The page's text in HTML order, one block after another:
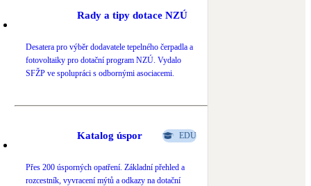
Rady a tipy dotace NZÚ
Desatera pro výběr dodavatele tepelného čerpadla a
fotovoltaiky pro dotační program NZÚ. Vydalo
SFŽP ve spolupráci s odbornými asociacemi.
Katalog úspor EDU
Přes 200 úsporných opatření. Základní přehled a
rozcestník, vyvracení mýtů a odkazy na dotační